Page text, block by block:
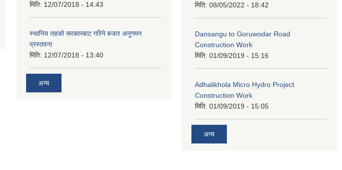
मिति: 12/07/2018 - 14:43
स्थानिय तहको सरकारबाट गरिने बजार अनुगमन
प्रस्तवना
मिति: 12/07/2018 - 13:40
अन्य
मिति: 08/05/2022 - 18:42
Dansangu to Goruwodar Road
Construction Work
मिति: 01/09/2019 - 15:16
Adhalikhola Micro Hydro Project
Construction Work
मिति: 01/09/2019 - 15:05
अन्य